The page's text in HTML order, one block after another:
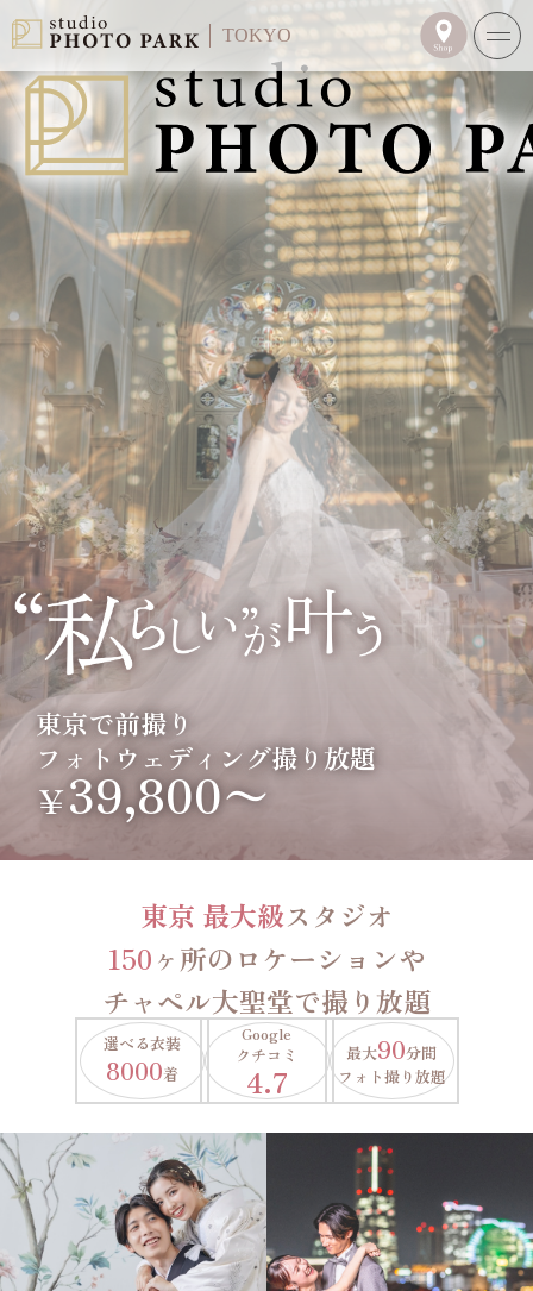
TOKYO
東京で前撮り
フォトウェディング撮り放題
￥39,800〜
東京 最大級スタジオ
150ヶ所のロケーションや
チャペル大聖堂で撮り放題
選べる衣装
8000着
Google
クチコミ
4.7
最大90分間
フォト撮り放題